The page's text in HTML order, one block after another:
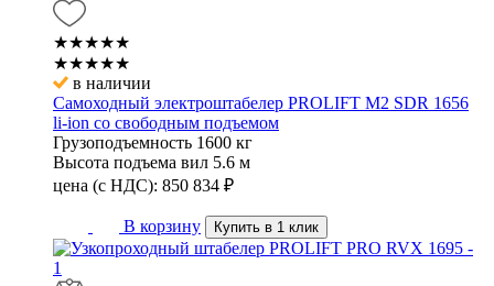
★★★★★
★★★★★
в наличии
Самоходный электроштабелер PROLIFT M2 SDR 1656
li-ion со свободным подъемом
Грузоподъемность 1600 кг
Высота подъема вил 5.6 м
цена (с НДС): 850 834 ₽
В корзину Купить в 1 клик